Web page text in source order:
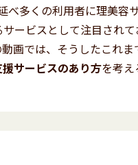
多くの利用者に理美容
ービスとして注目され
画では、そうしたこれ
サービスのあり方を考